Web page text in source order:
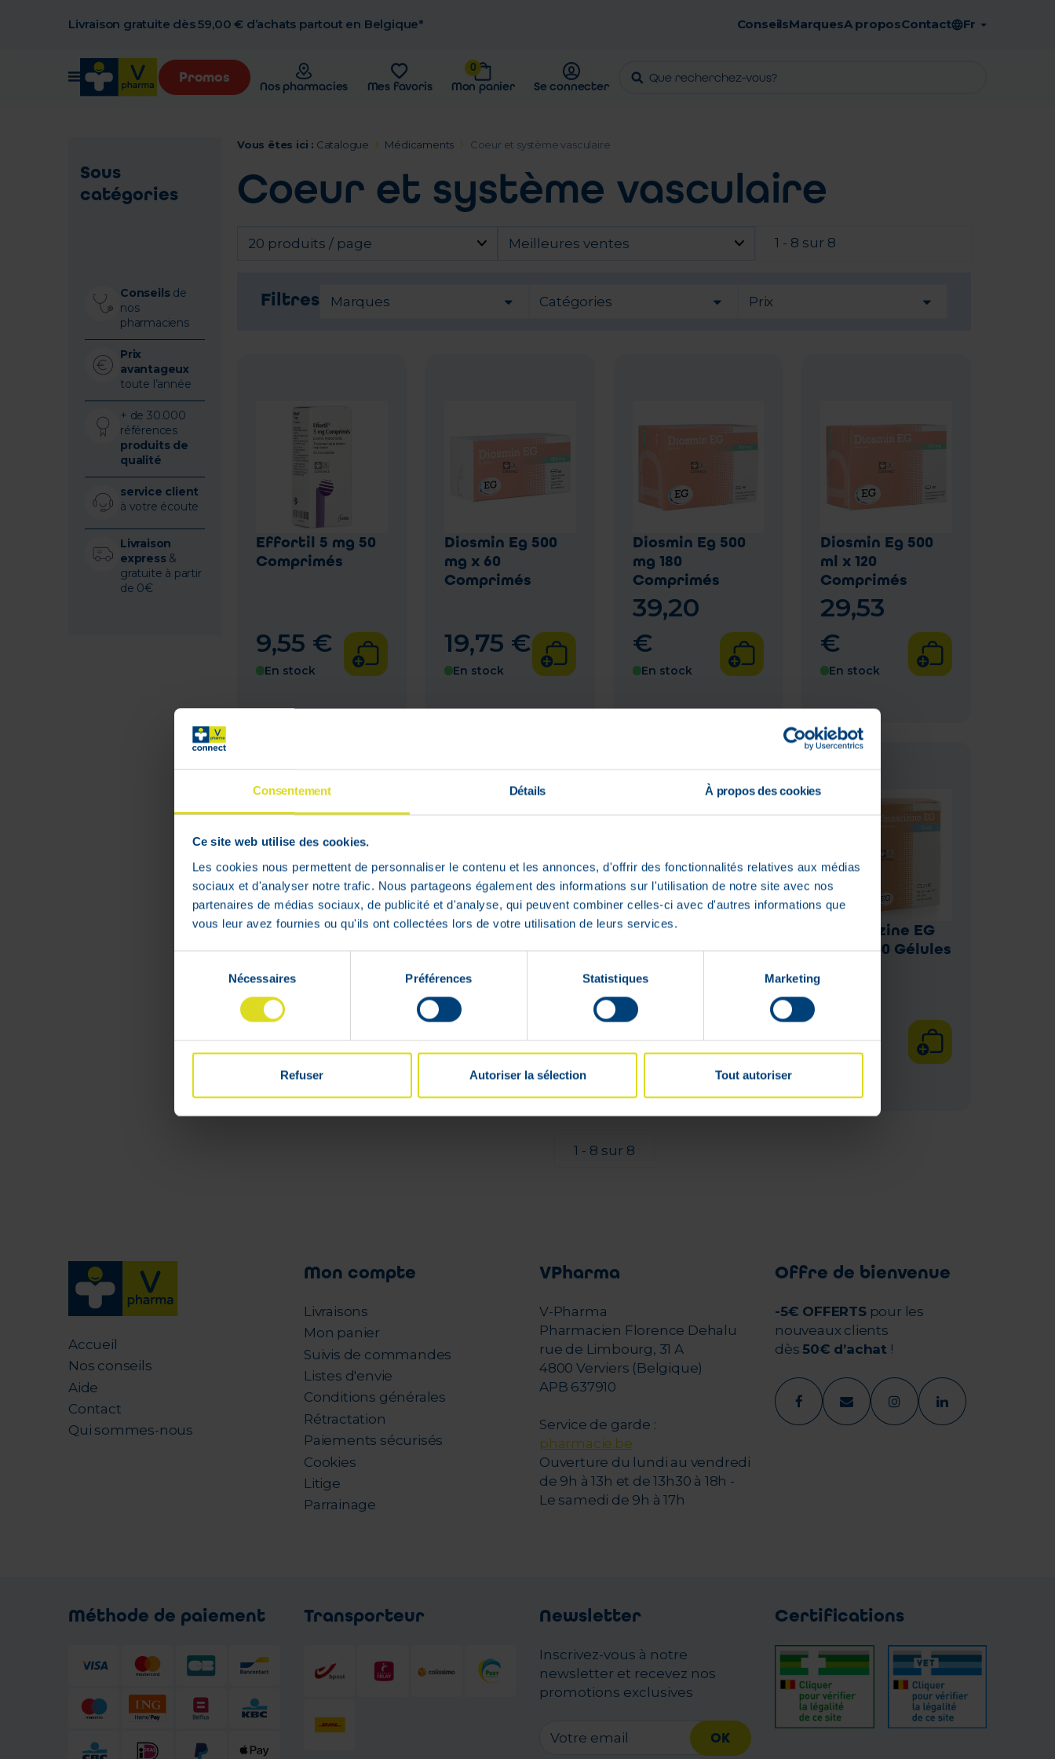
Consentement Détails À propos des cookies
Ce site web utilise des cookies.
Les cookies nous permettent de personnaliser le contenu et les annonces, d'offrir des fonctionnalités relatives aux médias
sociaux et d'analyser notre trafic. Nous partageons également des informations sur l'utilisation de notre site avec nos
partenaires de médias sociaux, de publicité et d'analyse, qui peuvent combiner celles-ci avec d'autres informations que
vous leur avez fournies ou qu'ils ont collectées lors de votre utilisation de leurs services.
consentement
Nécessaires Préférences Statistiques Marketing
Refuser Autoriser la sélection Tout autoriser
Livraison gratuite dès 59,00 € d’achats partout en Belgique* Retrait en pharmacie gratuit
ConseilsMarquesA proposContact Fr
Promos
Nos pharmacies Mes favoris
0
Mon panier Se connecter
Sous
catégories
Conseilsde
nos
pharmaciens
Prix
avantageux
toute l’année
+ de 30.000
références
produits de
qualité
service client
à votre écoute
Livraison
express&
gratuite à partir
de 0€
Vous êtes ici : Catalogue Médicaments Coeur et système vasculaire
Coeur et système vasculaire
20 produits / page Meilleures ventes 1 - 8 sur 8
Filtres Marques Catégories Prix
Effortil 5 mg 50
Comprimés
9,55 €
En stock
Diosmin Eg 500
mg x 60
Comprimés
19,75 €
En stock
Diosmin Eg 500
mg 180
Comprimés
39,20
€
En stock
Diosmin Eg 500
ml x 120
Comprimés
29,53
€
En stock
Diosmin Eg 500
mg 30
12
En stock
Effortil Gouttes
50 g
15
En stock
Stugeron
Comprimes 200 X
14
€
En stock
Cinnarizine EG
75 mg 100 Gélules
En stock
1 - 8 sur 8
Accueil
Nos conseils
Aide
Contact
Qui sommes-nous
Mon compte
Livraisons
Mon panier
Suivis de commandes
Listes d'envie
Conditions générales
Rétractation
Paiements sécurisés
Cookies
Litige
Parrainage
VPharma
V-Pharma
Pharmacien Florence Dehalu
rue de Limbourg, 31 A
4800 Verviers (Belgique)
APB 637910
Service de garde :
pharmacie.be
Ouverture du lundi au vendredi
de 9h à 13h et de 13h30 à 18h -
Le samedi de 9h à 17h
Offre de bienvenue
-5€ OFFERTSpour les
nouveaux clients
dès50€ d’achat !
Méthode de paiement Transporteur Newsletter
Inscrivez-vous à notre
newsletter et recevez nos
promotions exclusives
OK
Certifications